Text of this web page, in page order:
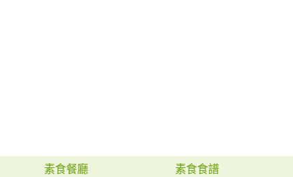
素食餐廳 素食食譜